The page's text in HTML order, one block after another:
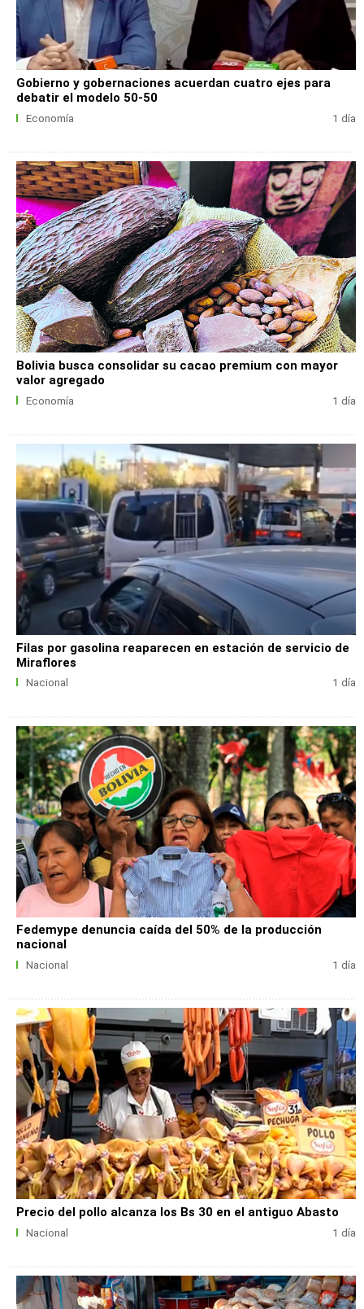
Gobierno y gobernaciones acuerdan cuatro ejes para
debatir el modelo 50-50
Economía 1 día
Bolivia busca consolidar su cacao premium con mayor
valor agregado
Economía 1 día
Filas por gasolina reaparecen en estación de servicio de
Miraflores
Nacional 1 día
Fedemype denuncia caída del 50% de la producción
nacional
Nacional 1 día
Precio del pollo alcanza los Bs 30 en el antiguo Abasto
Nacional 1 día